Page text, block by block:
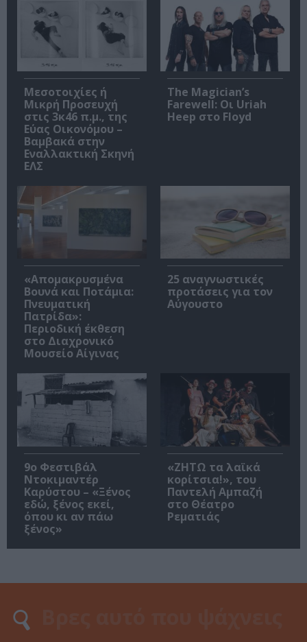
Μεσοτοιχίες ή
Μικρή Προσευχή
στις 3κ46 π.μ., της
Εύας Οικονόμου –
Βαμβακά στην
Εναλλακτική Σκηνή
ΕΛΣ
The Magician’s
Farewell: Οι Uriah
Heep στο Floyd
«Απομακρυσμένα
Βουνά και Ποτάμια:
Πνευματική
Πατρίδα»:
Περιοδική έκθεση
στο Διαχρονικό
Μουσείο Αίγινας
25 αναγνωστικές
προτάσεις για τον
Αύγουστο
9ο Φεστιβάλ
Ντοκιμαντέρ
Καρύστου – «Ξένος
εδώ, ξένος εκεί,
όπου κι αν πάω
ξένος»
«ΖΗΤΩ τα λαϊκά
κορίτσια!», του
Παντελή Αμπαζή
στο Θέατρο
Ρεματιάς